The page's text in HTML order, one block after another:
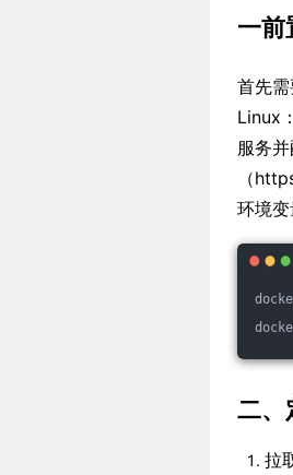
一
首先
Linux
服务
（
环境
二、
拉